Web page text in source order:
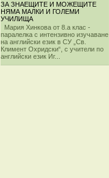
ЗА ЗНАЕЩИТЕ И МОЖЕЩИТЕ
НЯМА МАЛКИ И ГОЛЕМИ
УЧИЛИЩА
Мария Хинкова от 8.а клас -
паралелка с интензивно изучаване
на английски език в СУ „Св.
Климент Охридски“, с учители по
английски език Иг...